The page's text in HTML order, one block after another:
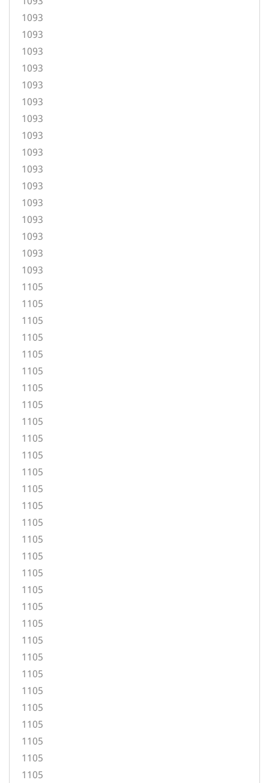
1093
1093
1093
1093
1093
1093
1093
1093
1093
1093
1093
1093
1093
1093
1093
1093
1105
1105
1105
1105
1105
1105
1105
1105
1105
1105
1105
1105
1105
1105
1105
1105
1105
1105
1105
1105
1105
1105
1105
1105
1105
1105
1105
1105
1105
1105